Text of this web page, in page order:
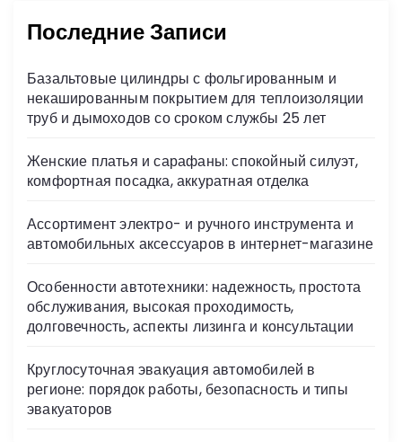
Последние Записи
Базальтовые цилиндры с фольгированным и
некашированным покрытием для теплоизоляции
труб и дымоходов со сроком службы 25 лет
Женские платья и сарафаны: спокойный силуэт,
комфортная посадка, аккуратная отделка
Ассортимент электро- и ручного инструмента и
автомобильных аксессуаров в интернет-магазине
Особенности автотехники: надежность, простота
обслуживания, высокая проходимость,
долговечность, аспекты лизинга и консультации
Круглосуточная эвакуация автомобилей в
регионе: порядок работы, безопасность и типы
эвакуаторов